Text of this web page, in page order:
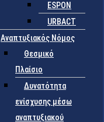
ESPON
URBACT
Αναπτυξιακός Νόμος
Θεσμικό
Πλαίσιο
Δυνατότητα
ενίσχυσης μέσω
αναπτυξιακού